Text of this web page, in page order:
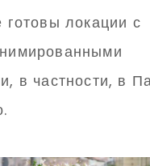
локации с
в частности, в